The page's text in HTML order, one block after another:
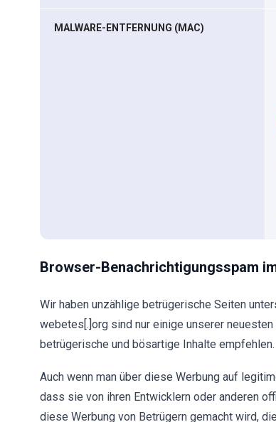
MALWARE-ENTFERNUNG (MAC)
Browser-Benachrichtigungsspam
Wir haben unzählige betrügerische Seiten
webetes[.]org sind nur einige unserer
betrügerische und bösartige Inhalte empfehlen.
Auch wenn man über diese Werbung auf
dass sie von ihren Entwicklern oder anderen
diese Werbung von Betrügern gemacht wird,